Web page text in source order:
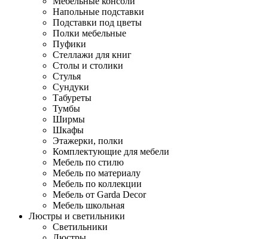
Напольные подставки
Подставки под цветы
Полки мебельные
Пуфики
Стеллажи для книг
Столы и столики
Стулья
Сундуки
Табуреты
Тумбы
Ширмы
Шкафы
Этажерки, полки
Комплектующие для мебели
Мебель по стилю
Мебель по материалу
Мебель по коллекции
Мебель от Garda Decor
Мебель школьная
Люстры и светильники
Светильники